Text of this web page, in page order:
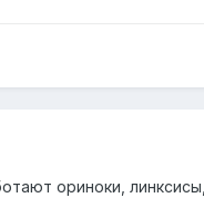
ориноки,